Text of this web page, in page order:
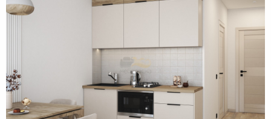
мебель
Детская
гостиную
для
прихожей
Столы
Комоды